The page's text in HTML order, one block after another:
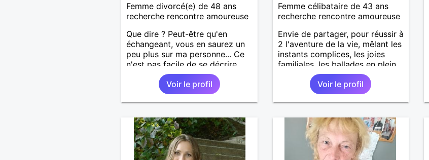
Femme divorcé(e) de 48 ans
recherche rencontre amoureuse
Que dire ? Peut-être qu'en
échangeant, vous en saurez un
peu plus sur ma personne... Ce
n'est pas facile de se décrire
soi-même
Voir le profil
Femme célibataire de 43 ans
recherche rencontre amoureuse
Envie de partager, pour réussir à
2 l'aventure de la vie, mêlant les
instants complices, les joies
familiales, les ballades en plein
air, un feu de cheminée, un
moment de tendresse, une
pointe d'humour, une note de
générosité...
Voir le profil